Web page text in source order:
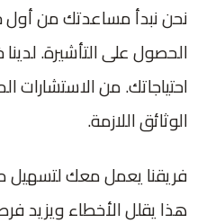
نحن نبدأ مساعدتك من
الحصول على التأشيرة.
احتياجاتك. من الاستشارات
الوثائق اللازمة.
فريقنا يعمل معك لتسهيل
هذا يقلل الأخطاء ويزيد